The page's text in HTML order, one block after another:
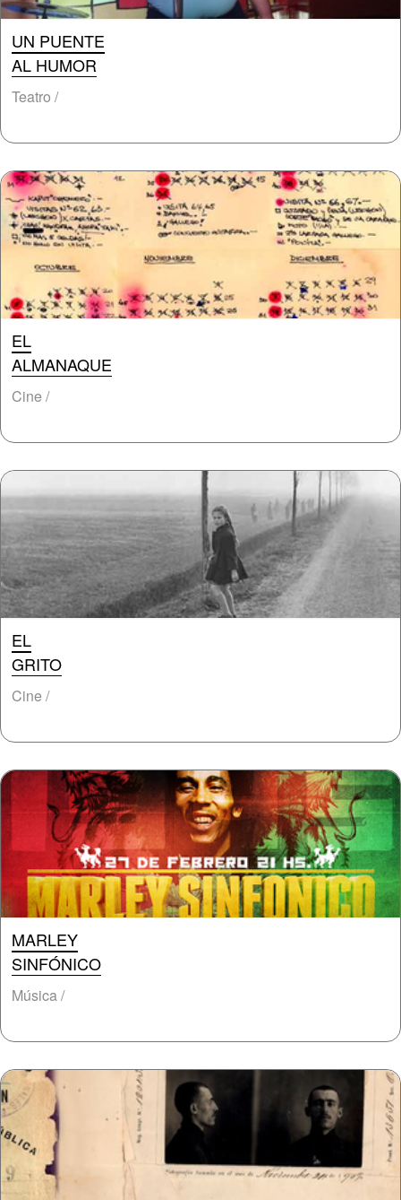
UN PUENTE
AL HUMOR
Teatro /
EL
ALMANAQUE
Cine /
EL
GRITO
Cine /
MARLEY
SINFÓNICO
Música /